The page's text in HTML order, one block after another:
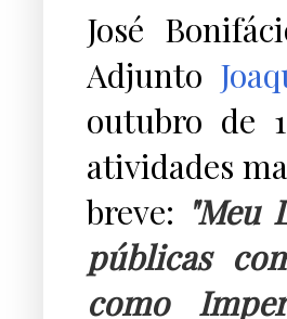
José
Adjunto
outubro de
atividades
breve: "Meu
públicas
como